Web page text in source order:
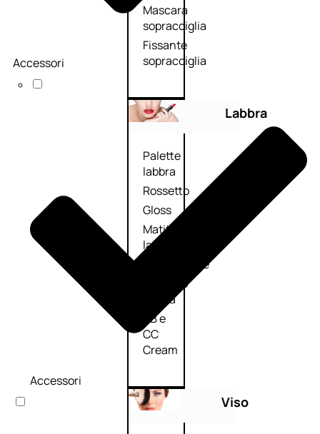
Mascara
sopracciglia
Fissante
sopracciglia
Labbra
Palette
labbra
Rossetto
Gloss
Matita
labbra
Rimpolpante
Balsamo
labbra
BB e
CC
Cream
Viso
Accessori
Accessori